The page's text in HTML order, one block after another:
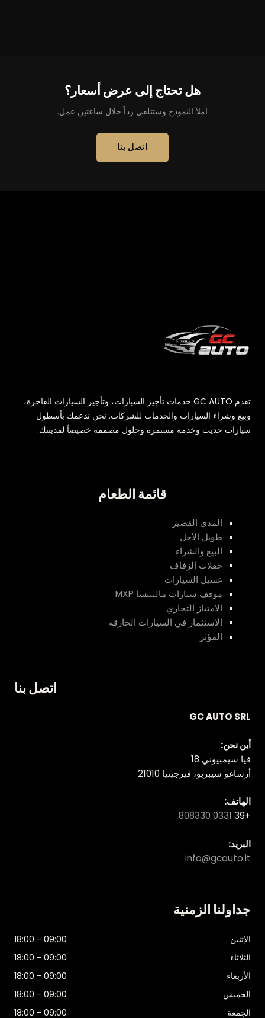
هل تحتاج إلى عرض أسعار؟
املأ النموذج وستتلقى رداً خلال ساعتين عمل.
اتصل بنا
تقدم GC AUTO خدمات تأجير السيارات، وتأجير السيارات الفاخرة،
وبيع وشراء السيارات والخدمات للشركات. نحن ندعمك بأسطول
سيارات حديث وخدمة مستمرة وحلول مصممة خصيصاً لمدينتك.
قائمة الطعام
المدى القصير
طويل الأجل
البيع والشراء
حفلات الزفاف
غسيل السيارات
موقف سيارات مالبينسا MXP
الامتياز التجاري
الاستثمار في السيارات الخارقة
المؤثر
اتصل بنا
GC AUTO SRL
أين نحن:
فيا سيمبيوني 18
أرساغو سيبريو، فيرجينيا 21010
الهاتف:
+39
0331 808330
البريد:
info@gcauto.it
جداولنا الزمنية
الإثنين
09:00 - 18:00
الثلاثاء
09:00 - 18:00
الأربعاء
09:00 - 18:00
الخميس
09:00 - 18:00
الجمعة
09:00 - 18:00